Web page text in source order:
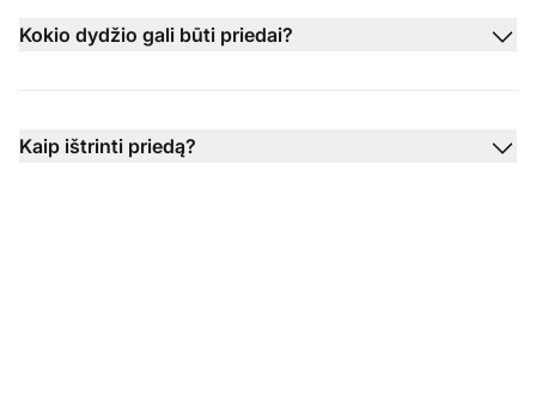
Kokio dydžio gali būti priedai?
Kaip ištrinti priedą?